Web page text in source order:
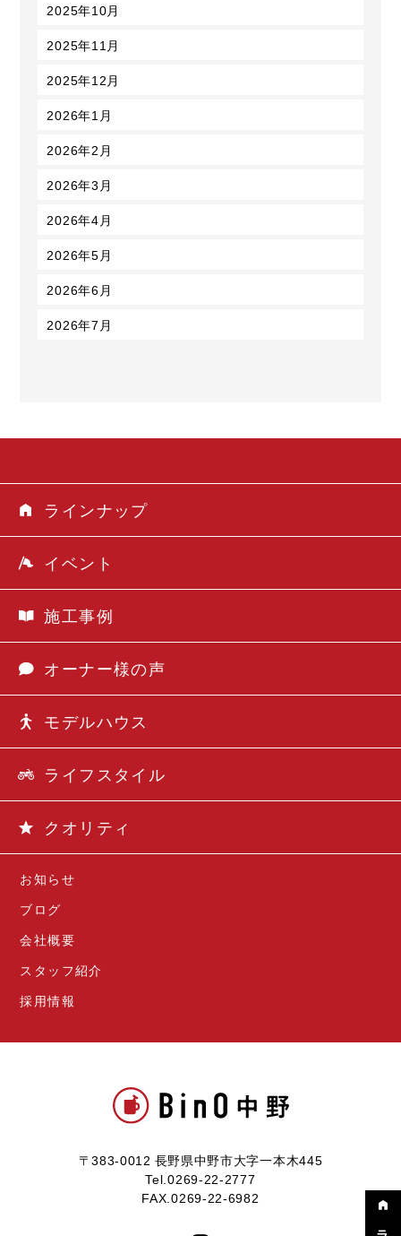
2025年10月
2025年11月
2025年12月
2026年1月
2026年2月
2026年3月
2026年4月
2026年5月
2026年6月
2026年7月
〒383-0012 長野県中野市大字一本木445
Tel.0269-22-2777
FAX.0269-22-6982
お知らせ
ブログ
会社概要
スタッフ紹介
採用情報
ラインナップ
イベント
施工事例
オーナー様の声
モデルハウス
ライフスタイル
クオリティ